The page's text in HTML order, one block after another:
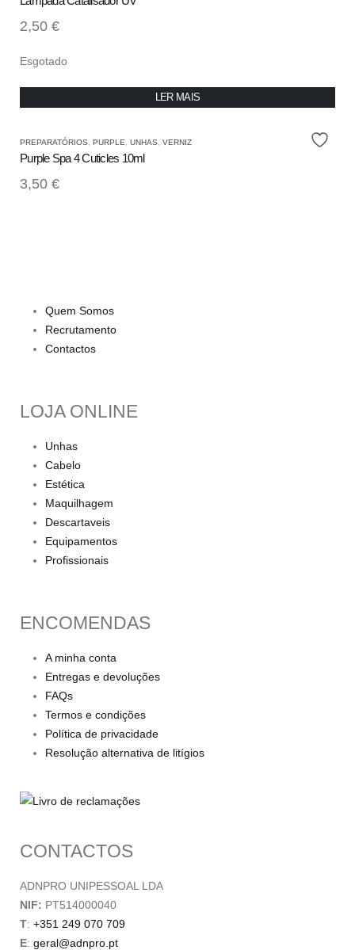
2,50 €
Esgotado
LER MAIS
PREPARATÓRIOS PURPLE UNHAS VERNIZ
Purple Spa 4 Cuticles 10ml
3,50 €
Quem Somos
Recrutamento
Contactos
LOJA ONLINE
Unhas
Cabelo
Estética
Maquilhagem
Descartaveis
Equipamentos
Profissionais
ENCOMENDAS
A minha conta
Entregas e devoluções
FAQs
Termos e condições
Política de privacidade
Resolução alternativa de litígios
CONTACTOS
ADNPRO UNIPESSOAL LDA
NIF: PT514000040
T: +351 249 070 709
E: geral@adnpro.pt